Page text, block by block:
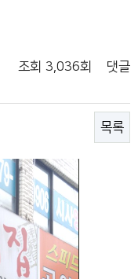
조회 3,036회
댓글
목록